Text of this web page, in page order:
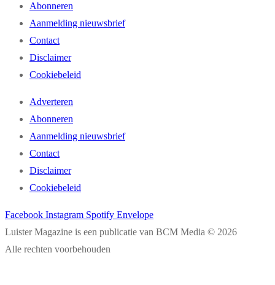
Abonneren
Aanmelding nieuwsbrief
Contact
Disclaimer
Cookiebeleid
Adverteren
Abonneren
Aanmelding nieuwsbrief
Contact
Disclaimer
Cookiebeleid
Facebook Instagram Spotify Envelope
Luister Magazine is een publicatie van BCM Media © 2026
Alle rechten voorbehouden